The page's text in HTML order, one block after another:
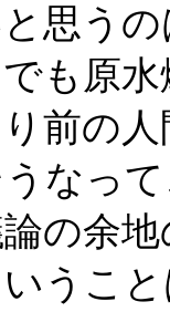
思う
も原
前の
なっ
の余
うこ